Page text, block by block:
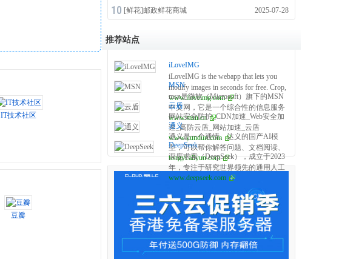
IT技术社区
豆瓣
[鲜花]邮政鲜花商城 2025-07-28
推荐站点
iLoveIMG
iLoveIMG is the webapp that lets you
modify images in seconds for free. Crop,
resize, compress, convert, and more in
just a few clicks!
www.iloveimg.com
MSN
msn是微软（Microsoft）旗下的MSN
中文网，它是一个综合性的信息服务
平台，提供新闻、天气、健康、娱
乐、体育、财经、科技等多方面的资
讯。该网站以中文为主要语言，面向
中国及全球华语用户，内容涵盖国内
外重要新闻事件、实时天气信息、健
康生活建议、娱乐八卦、体育赛事报
道、财经市场动态等。
www.msn.cn
云盾
网站安全防护_CDN加速_Web安全加
速_高防云盾_网站加速_云盾
_「YUNDUN」
www.yundun.com
通义
通义是一个通情、达义的国产AI模
型，可以帮你解答问题、文档阅读、
联网搜索并写作总结，最多支持1000
万字的文档速读。通义tongyi.ai_你的
全能AI助手
tongyi.aliyun.com
DeepSeek
深度求索（DeepSeek），成立于2023
年，专注于研究世界领先的通用人工
智能底层模型与技术，挑战人工智能
前沿性难题。基于自研训练框架、自
建智算集群和万卡算力等资源，深度
求索团队仅用半年时间便已发布并开
源多个百亿级参数大模型
www.deepseek.com